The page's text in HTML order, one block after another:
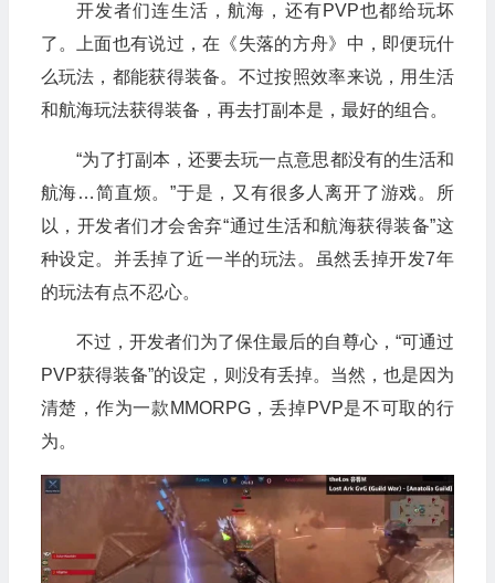
开发者们连生活，航海，还有PVP也都给玩坏
了。上面也有说过，在《失落的方舟》中，即便玩什
么玩法，都能获得装备。不过按照效率来说，用生活
和航海玩法获得装备，再去打副本是，最好的组合。
“为了打副本，还要去玩一点意思都没有的生活和
航海…简直烦。”于是，又有很多人离开了游戏。所
以，开发者们才会舍弃“通过生活和航海获得装备”这
种设定。并丢掉了近一半的玩法。虽然丢掉开发7年
的玩法有点不忍心。
不过，开发者们为了保住最后的自尊心，“可通过
PVP获得装备”的设定，则没有丢掉。当然，也是因为
清楚，作为一款MMORPG，丢掉PVP是不可取的行
为。